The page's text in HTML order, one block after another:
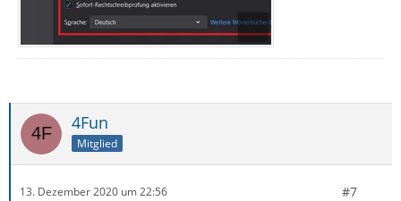
4Fun
Mitglied
13. Dezember 2020 um 22:56 #7